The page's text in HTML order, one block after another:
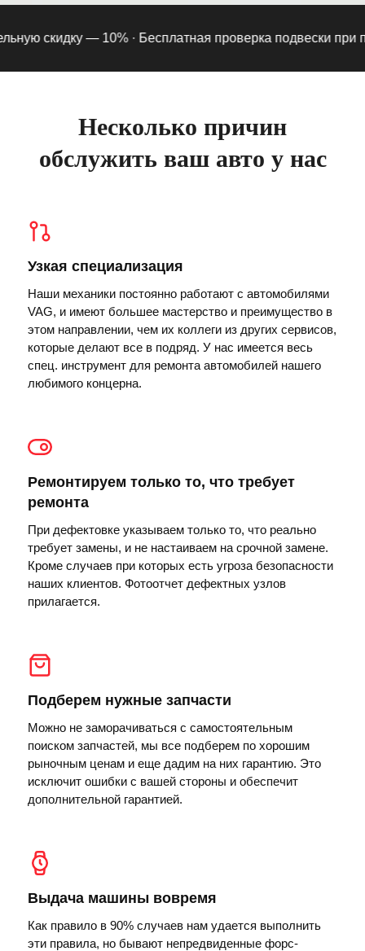
скидку — 10% ·Бесплатная проверка подвески при
Несколько причин
обслужить ваш авто у нас
Узкая специализация
Наши механики постоянно работают с автомобилями
VAG, и имеют большее мастерство и преимущество в
этом направлении, чем их коллеги из других сервисов,
которые делают все в подряд. У нас имеется весь
спец. инструмент для ремонта автомобилей нашего
любимого концерна.
Ремонтируем только то, что требует
ремонта
При дефектовке указываем только то, что реально
требует замены, и не настаиваем на срочной замене.
Кроме случаев при которых есть угроза безопасности
наших клиентов. Фотоотчет дефектных узлов
прилагается.
Подберем нужные запчасти
Можно не заморачиваться с самостоятельным
поиском запчастей, мы все подберем по хорошим
рыночным ценам и еще дадим на них гарантию. Это
исключит ошибки с вашей стороны и обеспечит
дополнительной гарантией.
Выдача машины вовремя
Как правило в 90% случаев нам удается выполнить
эти правила, но бывают непредвиденные форс-